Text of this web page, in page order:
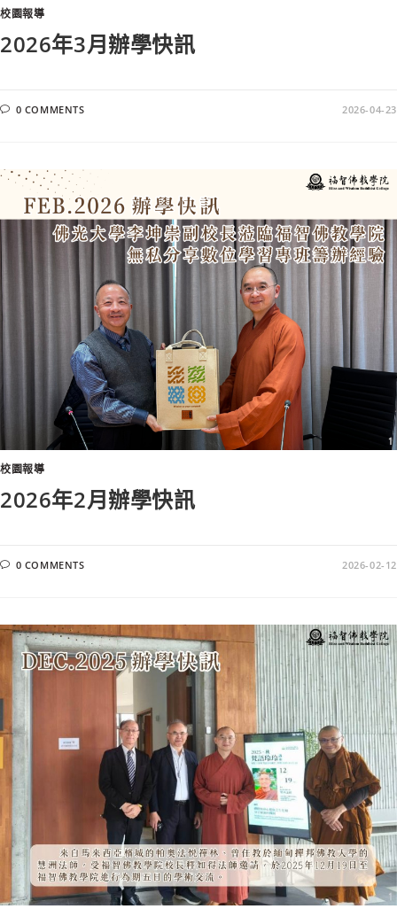
校園報導
2026年3月辦學快訊
0 COMMENTS 2026-04-23
校園報導
2026年2月辦學快訊
0 COMMENTS 2026-02-12